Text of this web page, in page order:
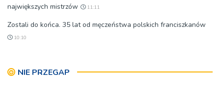
największych mistrzów
11:11
Zostali do końca. 35 lat od męczeństwa polskich franciszkanów
10:10
NIE PRZEGAP